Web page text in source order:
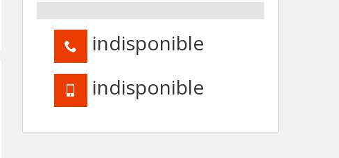
indisponible
indisponible